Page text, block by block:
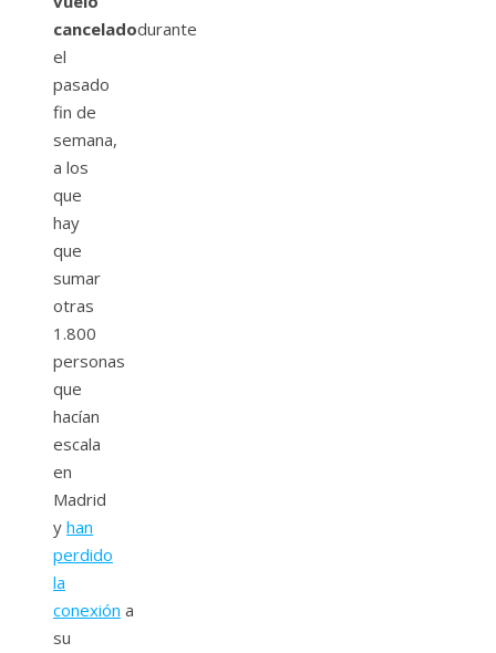
canceladodurante
el
pasado
fin de
semana,
a los
que
hay
que
sumar
otras
1.800
personas
que
hacían
escala
en
Madrid
y han
perdido
la
conexión a
su